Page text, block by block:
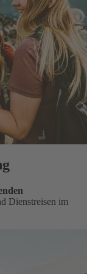
Dienstreisen im